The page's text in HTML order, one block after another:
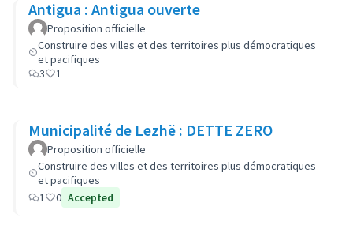
Antigua : Antigua ouverte
Proposition officielle
Construire des villes et des territoires plus démocratiques
et pacifiques
3
1
Municipalité de Lezhë : DETTE ZERO
Proposition officielle
Construire des villes et des territoires plus démocratiques
et pacifiques
1
0 Accepted